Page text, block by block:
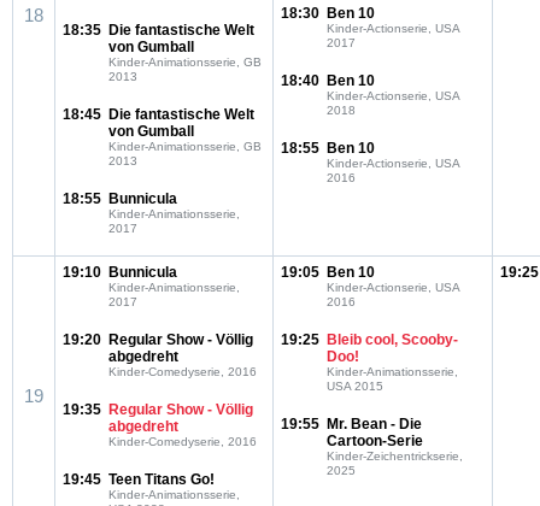
18
18:35 Die fantastische Welt
von Gumball
Kinder-Animationsserie, GB
2013
18:45 Die fantastische Welt
von Gumball
Kinder-Animationsserie, GB
2013
18:55 Bunnicula
Kinder-Animationsserie,
2017
18:30 Ben 10
Kinder-Actionserie, USA
2017
18:40 Ben 10
Kinder-Actionserie, USA
2018
18:55 Ben 10
Kinder-Actionserie, USA
2016
19
19:10 Bunnicula
Kinder-Animationsserie,
2017
19:20 Regular Show - Völlig
abgedreht
Kinder-Comedyserie, 2016
19:35 Regular Show - Völlig
abgedreht
Kinder-Comedyserie, 2016
19:45 Teen Titans Go!
Kinder-Animationsserie,
19:05 Ben 10
Kinder-Actionserie, USA
2016
19:25 Bleib cool, Scooby-
Doo!
Kinder-Animationsserie,
USA 2015
19:55 Mr. Bean - Die
Cartoon-Serie
Kinder-Zeichentrickserie,
2025
19:25